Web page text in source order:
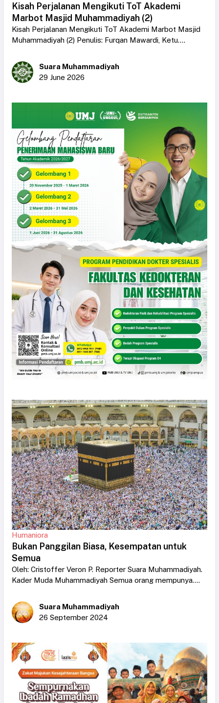
Kisah Perjalanan Mengikuti ToT Akademi
Marbot Masjid Muhammadiyah (2)
Kisah Perjalanan Mengikuti ToT Akademi Marbot Masjid
Muhammadiyah (2) Penulis: Furqan Mawardi, Ketu....
Suara Muhammadiyah
29 June 2026
Humaniora
Bukan Panggilan Biasa, Kesempatan untuk
Semua
Oleh: Cristoffer Veron P. Reporter Suara Muhammadiyah.
Kader Muda Muhammadiyah Semua orang mempunya....
Suara Muhammadiyah
26 September 2024